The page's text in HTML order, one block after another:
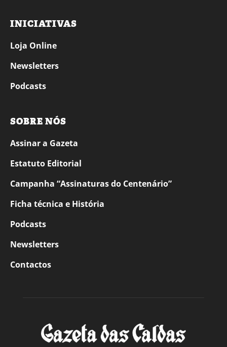
INICIATIVAS
Loja Online
Newsletters
Podcasts
SOBRE NÓS
Assinar a Gazeta
Estatuto Editorial
Campanha “Assinaturas do Centenário”
Ficha técnica e História
Podcasts
Newsletters
Contactos